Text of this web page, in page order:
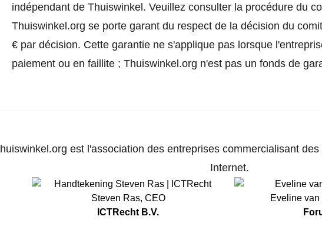
indépendant de Thuiswinkel. Veuillez consulter la procédure du
Thuiswinkel.org se porte garant du respect de la décision du
€ par décision. Cette garantie ne s'applique pas lorsque
paiement ou en faillite ; Thuiswinkel.org n'est pas un fonds de
est l'association des entreprises commercialisant
Internet.
Steven Ras, CEO
ICTRecht B.V.
Eveline van